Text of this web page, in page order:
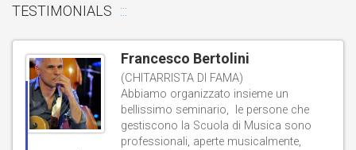
TESTIMONIALS
Francesco Bertolini
(CHITARRISTA DI FAMA)
Abbiamo organizzato insieme un
bellissimo seminario, le persone che
gestiscono la Scuola di Musica sono
professionali, aperte musicalmente,